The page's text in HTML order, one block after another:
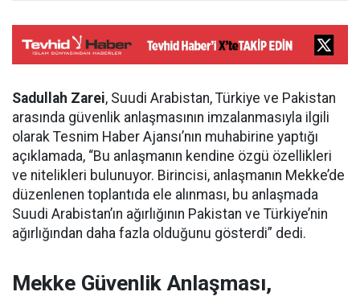
Sadullah Zarei, Suudi Arabistan, Türkiye ve Pakistan
arasında güvenlik anlaşmasının imzalanmasıyla ilgili
olarak Tesnim Haber Ajansı’nın muhabirine yaptığı
açıklamada, “Bu anlaşmanın kendine özgü özellikleri
ve nitelikleri bulunuyor. Birincisi, anlaşmanın Mekke’de
düzenlenen toplantıda ele alınması, bu anlaşmada
Suudi Arabistan’ın ağırlığının Pakistan ve Türkiye’nin
ağırlığından daha fazla olduğunu gösterdi” dedi.
Mekke Güvenlik Anlaşması,